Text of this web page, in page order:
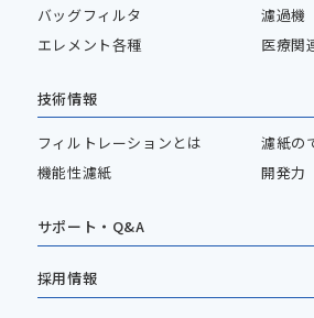
バッグフィルタ
濾過機
エレメント各種
医療関
技術情報
フィルトレーションとは
濾紙の
機能性濾紙
開発力
サポート・Q&A
採用情報